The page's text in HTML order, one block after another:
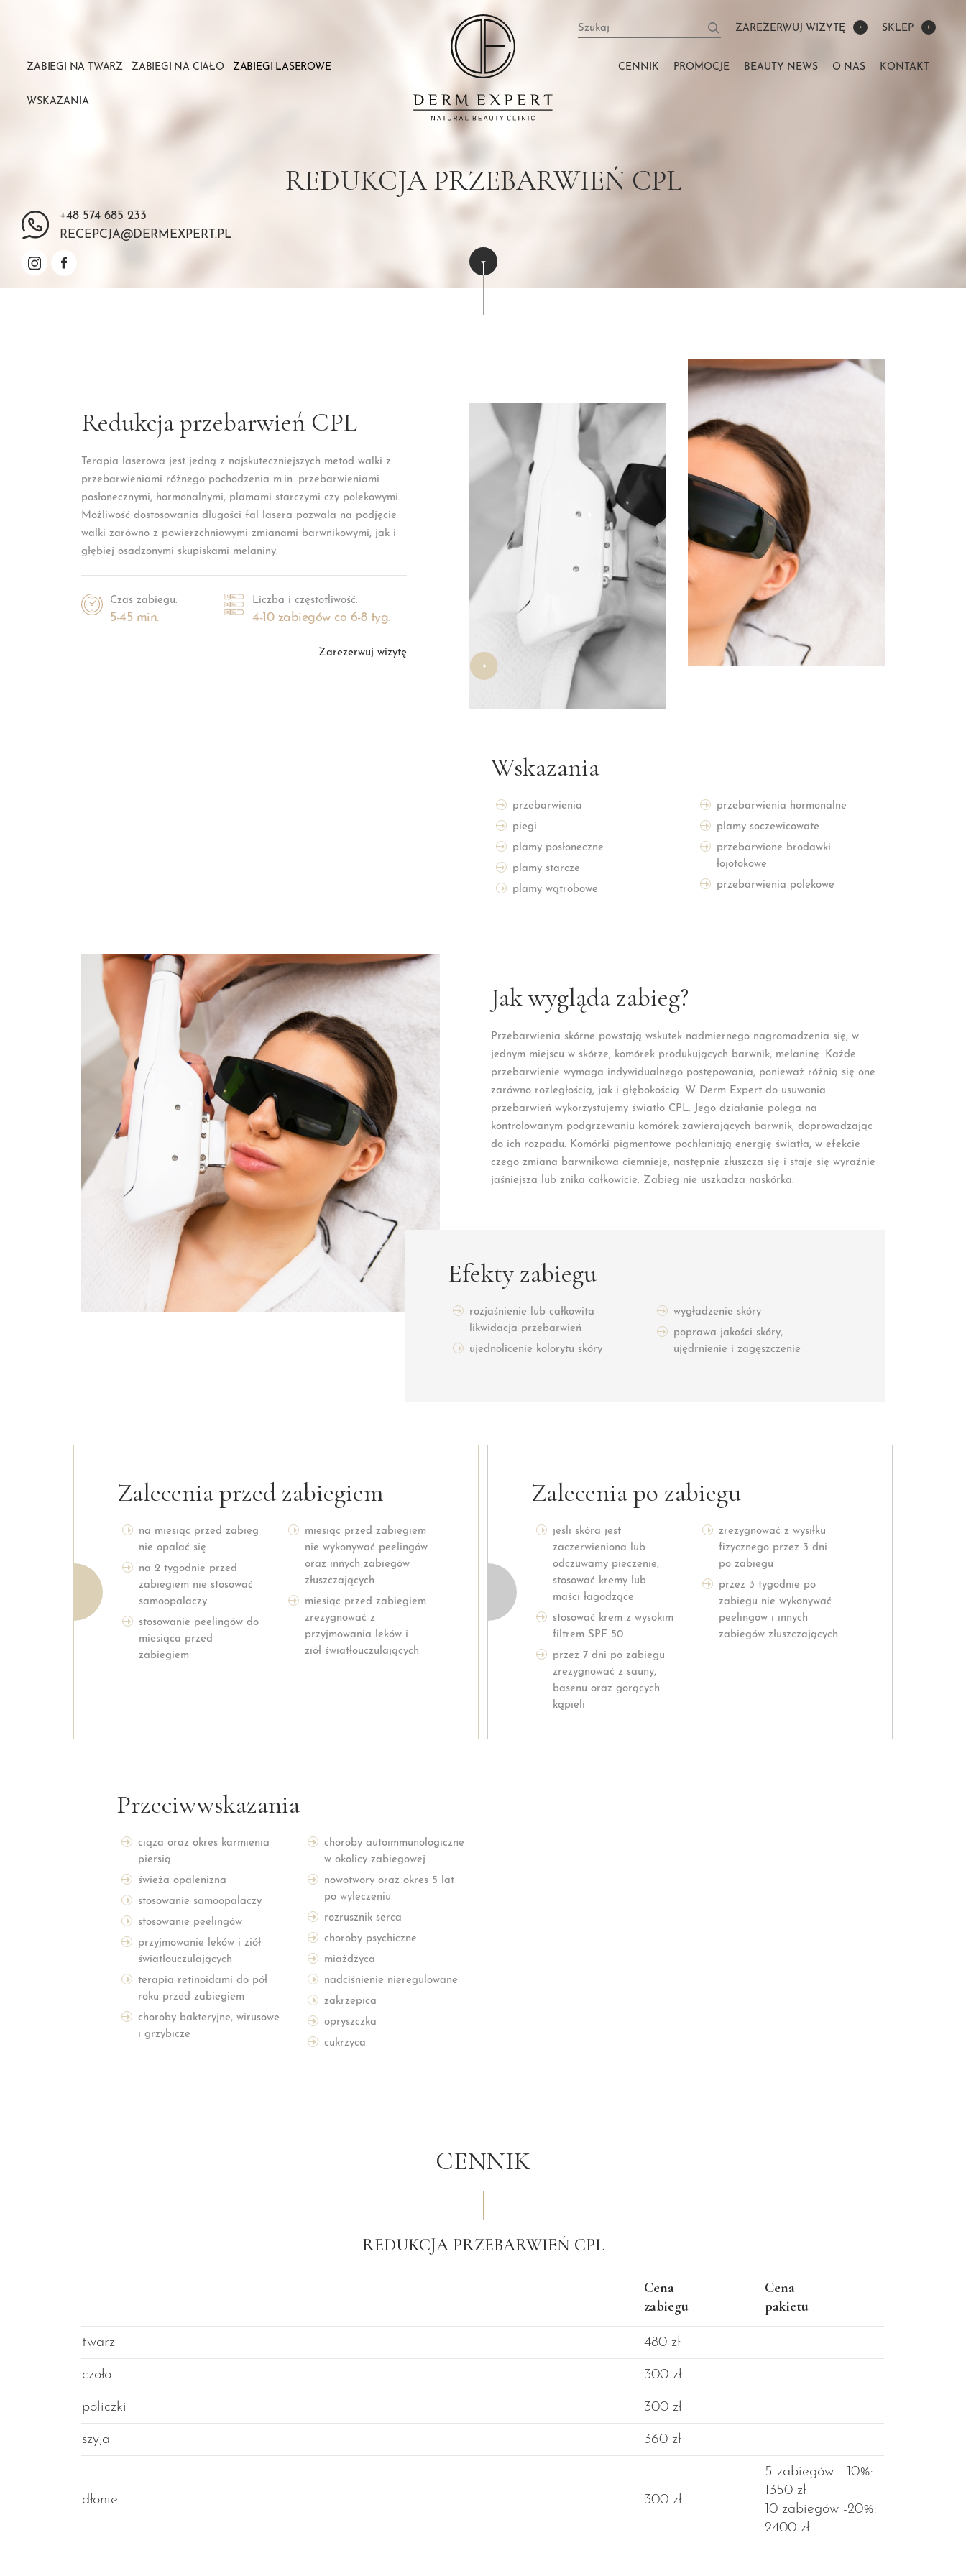
ZABIEGI NA TWARZ ZABIEGI NA CIAŁO ZABIEGI LASEROWE
WSKAZANIA
Szukaj ZAREZERWUJ WIZYTĘ SKLEP
CENNIK PROMOCJE BEAUTY NEWS O NAS KONTAKT
REDUKCJA PRZEBARWIEŃ CPL
+48 574 685 233
RECEPCJA@DERMEXPERT.PL
Redukcja przebarwień CPL
Terapia laserowa jest jedną z najskuteczniejszych metod walki z
przebarwieniami różnego pochodzenia m.in. przebarwieniami
posłonecznymi, hormonalnymi, plamami starczymi czy polekowymi.
Możliwość dostosowania długości fal lasera pozwala na podjęcie
walki zarówno z powierzchniowymi zmianami barwnikowymi, jak i
głębiej osadzonymi skupiskami melaniny.
Czas zabiegu:
5-45 min.
Liczba i częstotliwość:
4-10 zabiegów co 6-8 tyg.
Zarezerwuj wizytę
Wskazania
przebarwienia
piegi
plamy posłoneczne
plamy starcze
plamy wątrobowe
przebarwienia hormonalne
plamy soczewicowate
przebarwione brodawki
łojotokowe
przebarwienia polekowe
Jak wygląda zabieg?
Przebarwienia skórne powstają wskutek nadmiernego nagromadzenia się, w
jednym miejscu w skórze, komórek produkujących barwnik, melaninę. Każde
przebarwienie wymaga indywidualnego postępowania, ponieważ różnią się one
zarówno rozległością, jak i głębokością. W Derm Expert do usuwania
przebarwień wykorzystujemy światło CPL. Jego działanie polega na
kontrolowanym podgrzewaniu komórek zawierających barwnik, doprowadzając
do ich rozpadu. Komórki pigmentowe pochłaniają energię światła, w efekcie
czego zmiana barwnikowa ciemnieje, następnie złuszcza się i staje się wyraźnie
jaśniejsza lub znika całkowicie. Zabieg nie uszkadza naskórka.
Efekty zabiegu
rozjaśnienie lub całkowita
likwidacja przebarwień
ujednolicenie kolorytu skóry
wygładzenie skóry
poprawa jakości skóry,
ujędrnienie i zagęszczenie
Zalecenia przed zabiegiem
na miesiąc przed zabieg
nie opalać się
na 2 tygodnie przed
zabiegiem nie stosować
samoopalaczy
stosowanie peelingów do
miesiąca przed
zabiegiem
miesiąc przed zabiegiem
nie wykonywać peelingów
oraz innych zabiegów
złuszczających
miesiąc przed zabiegiem
zrezygnować z
przyjmowania leków i
ziół światłouczulających
Zalecenia po zabiegu
jeśli skóra jest
zaczerwieniona lub
odczuwamy pieczenie,
stosować kremy lub
maści łagodzące
stosować krem z wysokim
filtrem SPF 50
przez 7 dni po zabiegu
zrezygnować z sauny,
basenu oraz gorących
kąpieli
zrezygnować z wysiłku
fizycznego przez 3 dni
po zabiegu
przez 3 tygodnie po
zabiegu nie wykonywać
peelingów i innych
zabiegów złuszczających
Przeciwwskazania
ciąża oraz okres karmienia
piersią
świeża opalenizna
stosowanie samoopalaczy
stosowanie peelingów
przyjmowanie leków i ziół
światłouczulających
terapia retinoidami do pół
roku przed zabiegiem
choroby bakteryjne, wirusowe
i grzybicze
choroby autoimmunologiczne
w okolicy zabiegowej
nowotwory oraz okres 5 lat
po wyleczeniu
rozrusznik serca
choroby psychiczne
miażdżyca
nadciśnienie nieregulowane
zakrzepica
opryszczka
cukrzyca
CENNIK
REDUKCJA PRZEBARWIEŃ CPL
Cena
zabiegu
Cena
pakietu
twarz 480 zł
czoło 300 zł
policzki 300 zł
szyja 360 zł
dłonie 300 zł
5 zabiegów - 10%:
1350 zł
10 zabiegów -20%:
2400 zł